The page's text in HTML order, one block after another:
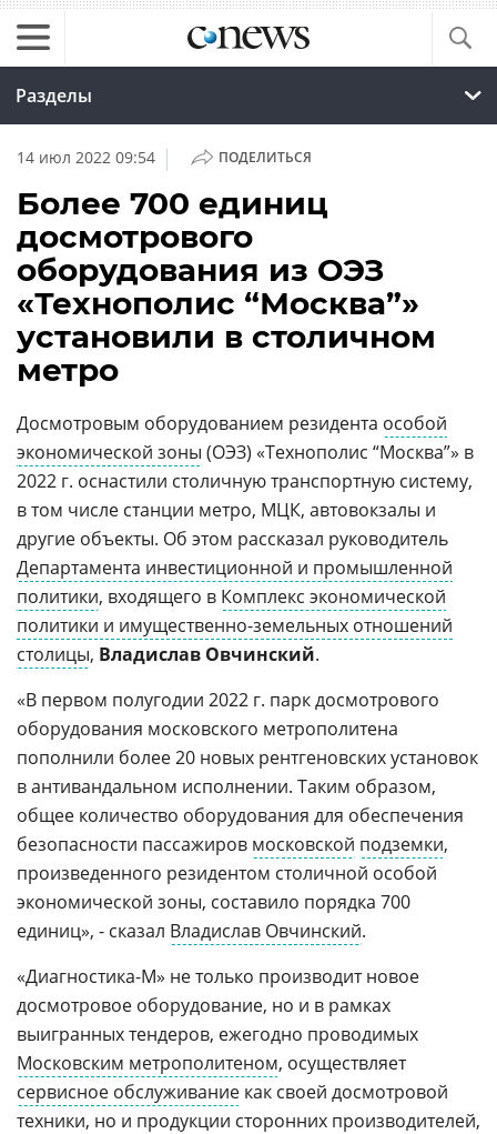
Разделы
14 июл 2022 09:54 | ПОДЕЛИТЬСЯ
Более 700 единиц
досмотрового
оборудования из ОЭЗ
«Технополис “Москва”»
установили в столичном
метро
Досмотровым оборудованием резидента особой
экономической зоны (ОЭЗ) «Технополис “Москва”» в
2022 г. оснастили столичную транспортную систему,
в том числе станции метро, МЦК, автовокзалы и
другие объекты. Об этом рассказал руководитель
Департамента инвестиционной и промышленной
политики, входящего в Комплекс экономической
политики и имущественно-земельных отношений
столицы, Владислав Овчинский.
«В первом полугодии 2022 г. парк досмотрового
оборудования московского метрополитена
пополнили более 20 новых рентгеновских установок
в антивандальном исполнении. Таким образом,
общее количество оборудования для обеспечения
безопасности пассажиров московской подземки,
произведенного резидентом столичной особой
экономической зоны, составило порядка 700
единиц», - сказал Владислав Овчинский.
«Диагностика-М» не только производит новое
досмотровое оборудование, но и в рамках
выигранных тендеров, ежегодно проводимых
Московским метрополитеном, осуществляет
сервисное обслуживание как своей досмотровой
техники, но и продукции сторонних производителей,